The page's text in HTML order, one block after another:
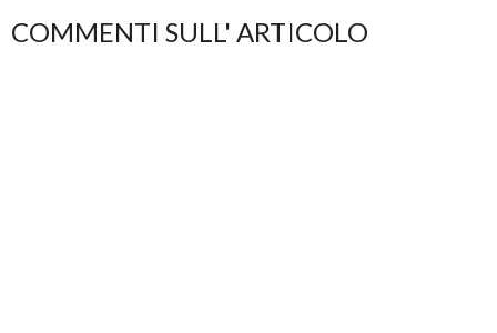
COMMENTI SULL' ARTICOLO